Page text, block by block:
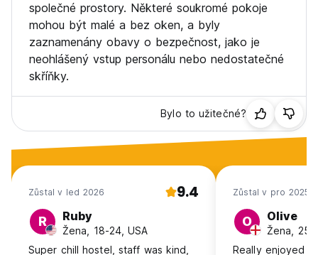
společné prostory. Některé soukromé pokoje
mohou být malé a bez oken, a byly
zaznamenány obavy o bezpečnost, jako je
neohlášený vstup personálu nebo nedostatečné
skříňky.
Bylo to užitečné?
Zůstal v led 2026 9.4
R Ruby
Žena, 18-24, USA
Super chill hostel, staff was kind,
Zůstal v pro 2025
O Olive
Žena, 25-
Really enjoyed